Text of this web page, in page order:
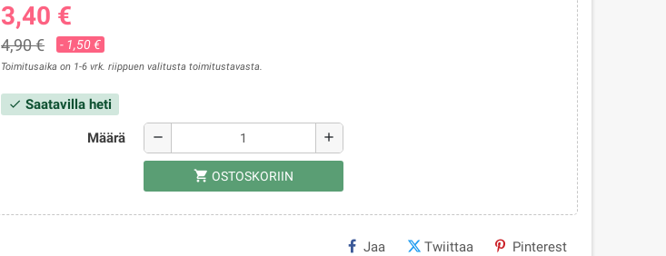
3,40 €
4,90 € - 1,50 €
Toimitusaika on 1-6 vrk. riippuen valitusta toimitustavasta.
check Saatavilla heti
Määrä remove add
shopping_cart OSTOSKORIIN
Jaa Twiittaa Pinterest